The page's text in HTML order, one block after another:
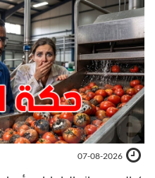
07-08-2026